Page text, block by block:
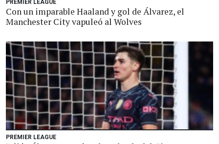
PREMIER LEAGUE
Con un imparable Haaland y gol de Álvarez, el
Manchester City vapuleó al Wolves
PREMIER LEAGUE